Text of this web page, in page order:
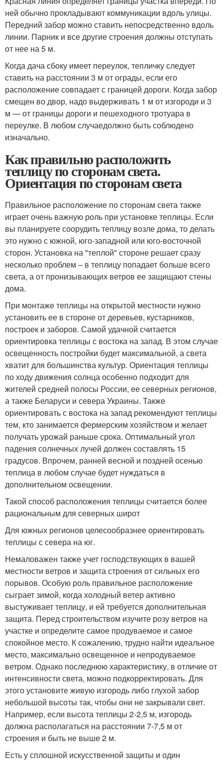
ней обычно прокладывают коммуникации вдоль улицы.
Передний забор можно ставить непосредственно вдоль
линии. Парник и все другие строения должны отступать
от нее на 5 м.
Когда дача сбоку имеет переулок, тепличку следует
ставить на расстоянии 3 м от ограды, если его
расположение совпадает с границей дороги. Когда забор
смещен во двор, надо выдерживать 1 м от изгороди и 3
м — от границы дороги и пешеходного тротуара в
переулке. В любом случаедолжно быть соблюдено
изначально.
Как правильно расположить
теплицу по сторонам света.
Ориентация по сторонам света
Правильное расположение по сторонам света также
играет очень важную роль при установке теплицы. Если
вы планируете соорудить теплицу возле дома, то делать
это нужно с южной, юго-западной или юго-восточной
сторон. Установка на "теплой" стороне решает сразу
несколько проблем – в теплицу попадает больше всего
света, а от пронизывающих ветров ее защищают стены
дома.
При монтаже теплицы на открытой местности нужно
установить ее в стороне от деревьев, кустарников,
построек и заборов. Самой удачной считается
ориентировка теплицы с востока на запад. В этом случае
освещенность постройки будет максимальной, а света
хватит для большинства культур. Ориентация теплицы
по ходу движения солнца особенно подходит для
жителей средней полосы России, ее северных регионов,
а также Беларуси и севера Украины. Также
ориентировать с востока на запад рекомендуют теплицы
тем, кто занимается фермерским хозяйством и желает
получать урожай раньше срока. Оптимальный угол
падения солнечных лучей должен составлять 15
градусов. Впрочем, ранней весной и поздней осенью
теплица в любом случае будет нуждаться в
дополнительном освещении.
Такой способ расположения теплицы считается более
рациональным для северных широт
Для южных регионов целесообразнее ориентировать
теплицы с севера на юг.
Немаловажен также учет господствующих в вашей
местности ветров и защита строения от сильных его
порывов. Особую роль правильное расположение
сыграет зимой, когда холодный ветер активно
выстуживает теплицу, и ей требуется дополнительная
защита. Перед строительством изучите розу ветров на
участке и определите самое продуваемое и самое
спокойное место. К сожалению, трудно найти идеальное
место, максимально освещенное и непродуваемое
ветром. Однако последнюю характеристику, в отличие от
интенсивности света, можно подкорректировать. Для
этого установите живую изгородь либо глухой забор
небольшой высоты так, чтобы они не закрывали свет.
Например, если высота теплицы 2-2,5 м, изгородь
должна располагаться на расстоянии 7-7,5 м от
строения и быть не выше 2 м.
Есть у сплошной искусственной защиты и один